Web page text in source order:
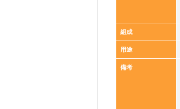
組成
用途
備考